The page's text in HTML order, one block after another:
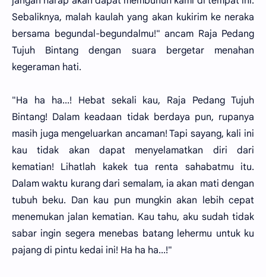
Sebaliknya, malah kaulah yang akan kukirim ke neraka
bersama begundal-begundalmu!" ancam Raja Pedang
Tujuh Bintang dengan suara bergetar menahan
kegeraman hati.
"Ha ha ha...! Hebat sekali kau, Raja Pedang Tujuh
Bintang! Dalam keadaan tidak berdaya pun, rupanya
masih juga mengeluarkan ancaman! Tapi sayang, kali ini
kau tidak akan dapat menyelamatkan diri dari
kematian! Lihatlah kakek tua renta sahabatmu itu.
Dalam waktu kurang dari semalam, ia akan mati dengan
tubuh beku. Dan kau pun mungkin akan lebih cepat
menemukan jalan kematian. Kau tahu, aku sudah tidak
sabar ingin segera menebas batang lehermu untuk ku
pajang di pintu kedai ini! Ha ha ha...!"